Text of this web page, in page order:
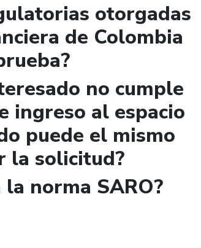
otorgadas
de Colombia
no cumple
ingreso al espacio
puede el mismo
la solicitud?
norma SARO?